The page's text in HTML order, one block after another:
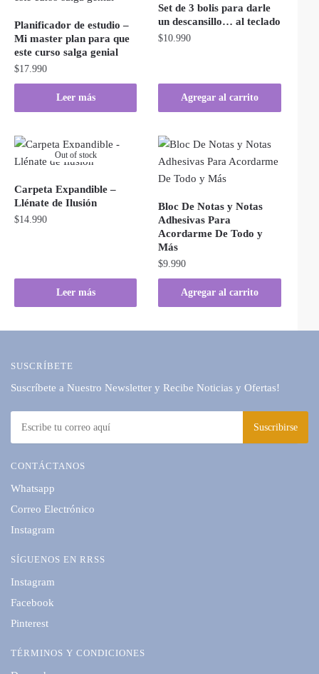
Planificador de estudio –
Mi master plan para que
este curso salga genial
$17.990
Leer más
Set de 3 bolis para darle
un descansillo… al teclado
$10.990
Agregar al carrito
Out of stock
Carpeta Expandible –
Llénate de Ilusión
$14.990
Leer más
Bloc De Notas y Notas
Adhesivas Para
Acordarme De Todo y
Más
$9.990
Agregar al carrito
SUSCRÍBETE
Suscríbete a Nuestro Newsletter y Recibe Noticias y Ofertas!
CONTÁCTANOS
Whatsapp
Correo Electrónico
Instagram
SÍGUENOS EN RRSS
Instagram
Facebook
Pinterest
TÉRMINOS Y CONDICIONES